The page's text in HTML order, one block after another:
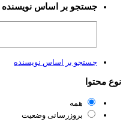
جستجو بر اساس نویسنده
جستجو بر اساس نویسنده
محتوا
همه
بروزرسانی وضعیت